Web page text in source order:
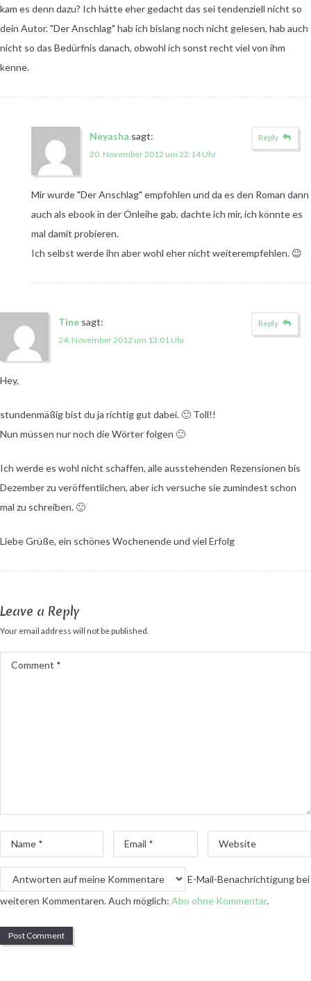
kam es denn dazu? Ich hätte eher gedacht das sei tendenziell nicht so
dein Autor. "Der Anschlag" hab ich bislang noch nicht gelesen, hab auch
nicht so das Bedürfnis danach, obwohl ich sonst recht viel von ihm
kenne.
Neyasha sagt:
20. November 2012 um 22:14 Uhr
Mir wurde "Der Anschlag" empfohlen und da es den Roman dann
auch als ebook in der Onleihe gab, dachte ich mir, ich könnte es
mal damit probieren.
Ich selbst werde ihn aber wohl eher nicht weiterempfehlen. 😉
Reply
Tine sagt:
24. November 2012 um 13:01 Uhr
Hey,
stundenmäßig bist du ja richtig gut dabei. 🙂 Toll!!
Nun müssen nur noch die Wörter folgen 🙂
Ich werde es wohl nicht schaffen, alle ausstehenden Rezensionen bis
Dezember zu veröffentlichen, aber ich versuche sie zumindest schon
mal zu schreiben. 🙂
Liebe Grüße, ein schönes Wochenende und viel Erfolg
Reply
Leave a Reply
Your email address will not be published.
Comment
Name
*
Email
*
Website
E-Mail-Benachrichtigung bei
weiteren Kommentaren. Auch möglich: Abo ohne Kommentar.